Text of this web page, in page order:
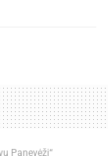
Panevėžį“